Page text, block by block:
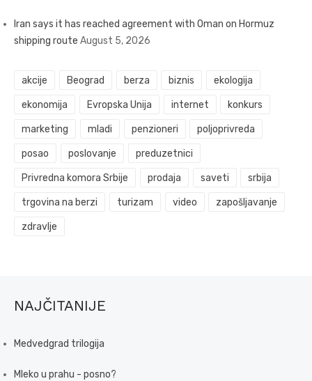
Iran says it has reached agreement with Oman on Hormuz
shipping route August 5, 2026
akcije Beograd berza biznis ekologija
ekonomija Evropska Unija internet konkurs
marketing mladi penzioneri poljoprivreda
posao poslovanje preduzetnici
Privredna komora Srbije prodaja saveti srbija
trgovina na berzi turizam video zapošljavanje
zdravlje
NAJČITANIJE
Medvedgrad trilogija
Mleko u prahu - posno?